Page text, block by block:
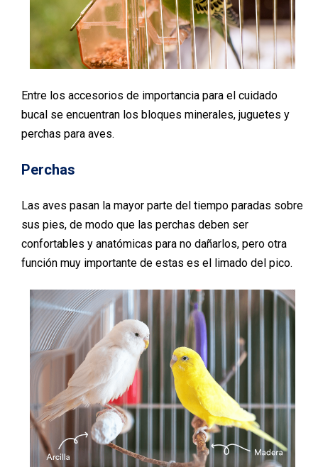
Entre los accesorios de importancia para el cuidado
bucal se encuentran los bloques minerales, juguetes y
perchas para aves.
Perchas
Las aves pasan la mayor parte del tiempo paradas sobre
sus pies, de modo que las perchas deben ser
confortables y anatómicas para no dañarlos, pero otra
función muy importante de estas es el limado del pico.